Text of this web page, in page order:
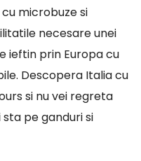
microbuze si
necesare unei
ieftin prin Europa cu
Descopera Italia cu
si nu vei regreta
pe ganduri si